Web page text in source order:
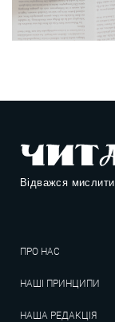
Відважся мислити
ПРО НАС
НАШІ ПРИНЦИПИ
НАША РЕДАКЦІЯ